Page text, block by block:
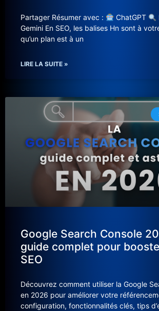
Partager Résumer avec : ChatGPT
Gemini En SEO, les balises Hn sont à
qu’un plan est à un
LIRE LA SUITE »
Google Search Console
guide complet pour
SEO
Découvrez comment utiliser la Google
en 2026 pour améliorer votre
configuration, fonctionnalités clés, tips